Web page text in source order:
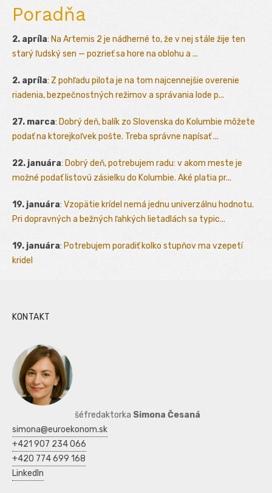
Poradňa
2. apríla: Na Artemis 2 je nádherné to, že v nej stále žije ten
starý ľudský sen — pozrieť sa hore na oblohu a ...
2. apríla: Z pohľadu pilota je na tom najcennejšie overenie
riadenia, bezpečnostných režimov a správania lode p...
27. marca: Dobrý deň, balík zo Slovenska do Kolumbie môžete
podať na ktorejkoľvek pošte. Treba správne napísať ...
22. januára: Dobrý deň, potrebujem radu: v akom meste je
možné podať listovú zásielku do Kolumbie. Aké platia pr...
19. januára: Vzopätie krídel nemá jednu univerzálnu hodnotu.
Pri dopravných a bežných ľahkých lietadlách sa typic...
19. januára: Potrebujem poradiť kolko stupňov ma vzepetí
kridel
KONTAKT
šéfredaktorka Simona Česaná
simona@euroekonom.sk
+421 907 234 066
+420 774 699 168
LinkedIn